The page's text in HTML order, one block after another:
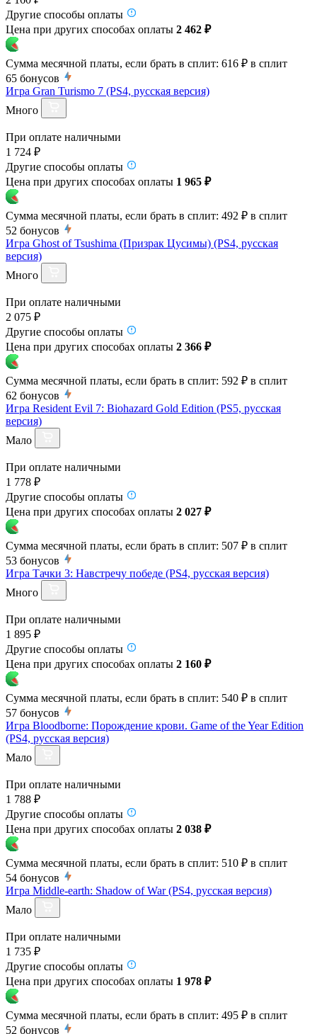
Другие способы оплаты
Цена при других способах оплаты 2 462 ₽
Сумма месячной платы, если брать в сплит: 616 ₽ в сплит
65 бонусов
Игра Gran Turismo 7 (PS4, русская версия)
Много
При оплате наличными
1 724 ₽
Другие способы оплаты
Цена при других способах оплаты 1 965 ₽
Сумма месячной платы, если брать в сплит: 492 ₽ в сплит
52 бонусов
Игра Ghost of Tsushima (Призрак Цусимы) (PS4, русская
версия)
Много
При оплате наличными
2 075 ₽
Другие способы оплаты
Цена при других способах оплаты 2 366 ₽
Сумма месячной платы, если брать в сплит: 592 ₽ в сплит
62 бонусов
Игра Resident Evil 7: Biohazard Gold Edition (PS5, русская
версия)
Мало
При оплате наличными
1 778 ₽
Другие способы оплаты
Цена при других способах оплаты 2 027 ₽
Сумма месячной платы, если брать в сплит: 507 ₽ в сплит
53 бонусов
Игра Тачки 3: Навстречу победе (PS4, русская версия)
Много
При оплате наличными
1 895 ₽
Другие способы оплаты
Цена при других способах оплаты 2 160 ₽
Сумма месячной платы, если брать в сплит: 540 ₽ в сплит
57 бонусов
Игра Bloodborne: Порождение крови. Game of the Year Edition
(PS4, русская версия)
Мало
При оплате наличными
1 788 ₽
Другие способы оплаты
Цена при других способах оплаты 2 038 ₽
Сумма месячной платы, если брать в сплит: 510 ₽ в сплит
54 бонусов
Игра Middle-earth: Shadow of War (PS4, русская версия)
Мало
При оплате наличными
1 735 ₽
Другие способы оплаты
Цена при других способах оплаты 1 978 ₽
Сумма месячной платы, если брать в сплит: 495 ₽ в сплит
52 бонусов